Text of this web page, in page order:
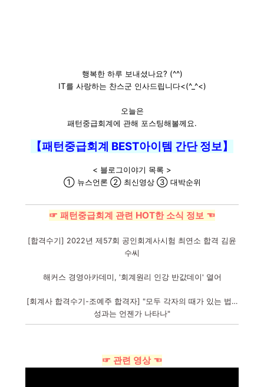
행복한 하루 보내셨나요? (^^)
IT를 사랑하는 찬스군 인사드립니다<(^_^<)
오늘은
패턴중급회계에 관해 포스팅해볼께요.
【패턴중급회계 BEST아이템 간단 정보】
< 블로그이야기 목록 >
① 뉴스언론 ② 최신영상 ③ 대박순위
☞ 패턴중급회계 관련 HOT한 소식 정보 ☜
[합격수기] 2022년 제57회 공인회계사시험 최연소 합격 김윤
수씨
해커스 경영아카데미, '회계원리 인강 반값데이' 열어
[회계사 합격수기-조예주 합격자] "모두 각자의 때가 있는 법…
성과는 언젠가 나타나"
☞ 관련 영상 ☜